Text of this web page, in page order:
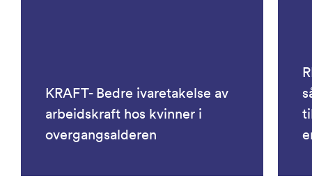
KRAFT- Bedre ivaretakelse av
arbeidskraft hos kvinner i
overgangsalderen